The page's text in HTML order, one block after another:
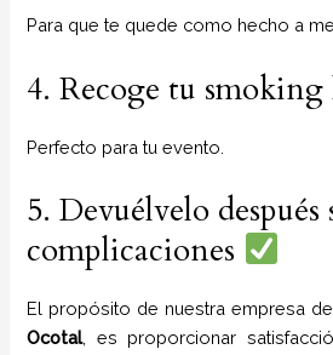
Para que te quede como hecho a
4. Recoge tu
Perfecto para tu evento.
5. Devuélvelo después
complicaciones
El propósito de nuestra empresa de
Ocotal, es proporcionar